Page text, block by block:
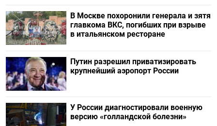
В Москве похоронили генерала и зятя
главкома ВКС, погибших при взрыве
в итальянском ресторане
Путин разрешил приватизировать
крупнейший аэропорт России
У России диагностировали военную
версию «голландской болезни»